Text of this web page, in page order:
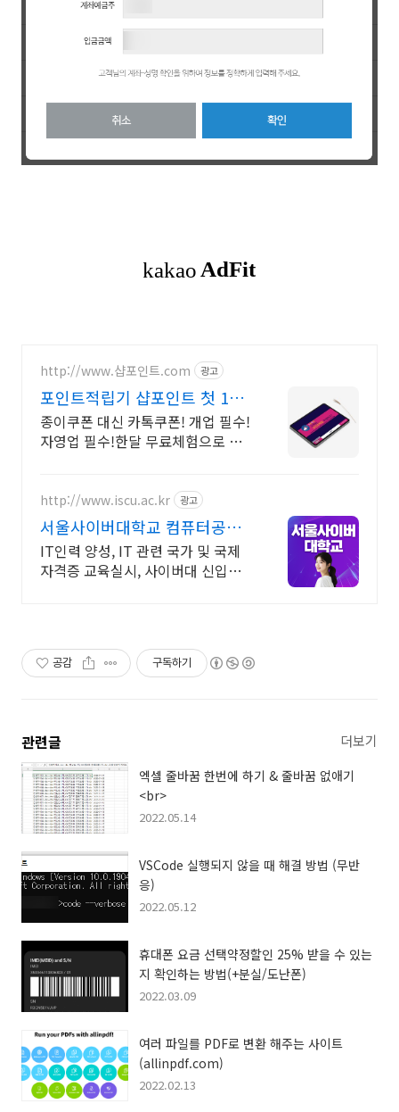
http://www.샵포인트.com 광고
포인트적립기 샵포인트 첫 1개
월 무료
종이쿠폰 대신 카톡쿠폰! 개업 필수!
자영업 필수!한달 무료체험으로 경
http://www.iscu.ac.kr 광고
서울사이버대학교 컴퓨터공학
과 2026 가을학기 신편입생
IT인력 양성, IT 관련 국가 및 국제
자격증 교육실시, 사이버대 신입생
공감 구독하기
관련글 더보기
엑셀 줄바꿈 한번에 하기 & 줄바꿈 없애기
<br>
2022.05.14
VSCode 실행되지 않을 때 해결 방법 (무반
응)
2022.05.12
휴대폰 요금 선택약정할인 25% 받을 수 있는
지 확인하는 방법(+분실/도난폰)
2022.03.09
여러 파일를 PDF로 변환 해주는 사이트
(allinpdf.com)
2022.02.13